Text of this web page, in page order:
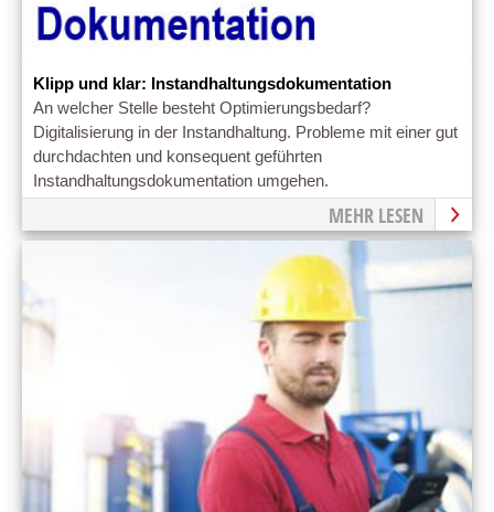
Klipp und klar: Instandhaltungsdokumentation
An welcher Stelle besteht Optimierungsbedarf?
Digitalisierung in der Instandhaltung. Probleme mit einer gut
durchdachten und konsequent geführten
Instandhaltungsdokumentation umgehen.
MEHR LESEN